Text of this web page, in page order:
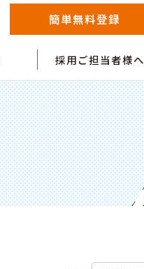
簡単無料登録
採用ご担当者様へ